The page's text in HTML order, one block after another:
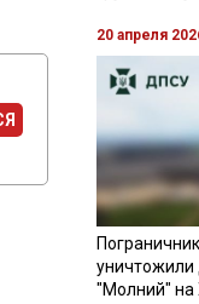
20 апреля
уничтожили
"Молний" на